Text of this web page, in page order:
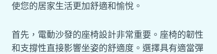
使您的居家生活更加舒適和愉悅。
首先，電動沙發的座椅設計非常重要。座椅的韌性
和支撐性直接影響坐姿的舒適度。選擇具有適當彈